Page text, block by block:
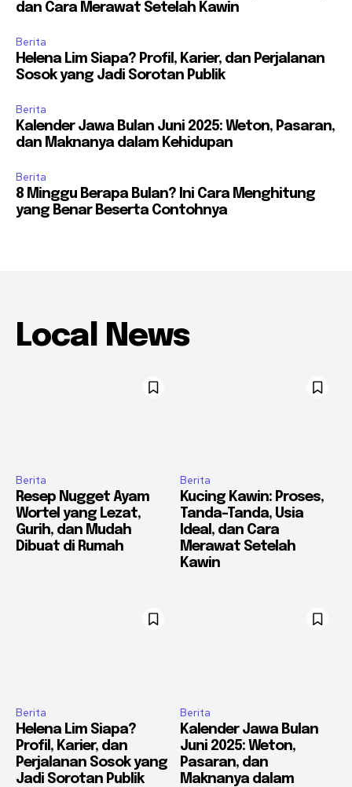
dan Cara Merawat Setelah Kawin
Berita
Helena Lim Siapa? Profil, Karier, dan Perjalanan
Sosok yang Jadi Sorotan Publik
Berita
Kalender Jawa Bulan Juni 2025: Weton, Pasaran,
dan Maknanya dalam Kehidupan
Berita
8 Minggu Berapa Bulan? Ini Cara Menghitung
yang Benar Beserta Contohnya
Local News
Berita
Resep Nugget Ayam
Wortel yang Lezat,
Gurih, dan Mudah
Dibuat di Rumah
Berita
Kucing Kawin: Proses,
Tanda-Tanda, Usia
Ideal, dan Cara
Merawat Setelah
Kawin
Berita
Helena Lim Siapa?
Profil, Karier, dan
Perjalanan Sosok yang
Jadi Sorotan Publik
Berita
Kalender Jawa Bulan
Juni 2025: Weton,
Pasaran, dan
Maknanya dalam